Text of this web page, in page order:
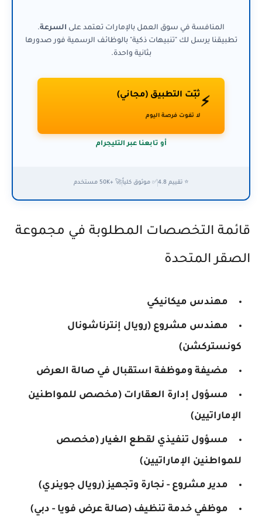
المنافسة في سوق العمل بالإمارات تعتمد على السرعة.
تطبيقنا يرسل لك "تنبيهات ذكية" بالوظائف الرسمية فور صدورها
بثانية واحدة.
⚡
ثبّت التطبيق (مجاني)
لا تفوت فرصة اليوم
أو تابعنا عبر التليجرام
⭐ تقييم 4.8 ✅ موثوق كلياً 🚀 +50K مستخدم
قائمة التخصصات المطلوبة في مجموعة
الصقر المتحدة
مهندس ميكانيكي
مهندس مشروع (رويال إنترناشونال
كونستركشن)
مضيفة وموظفة استقبال في صالة العرض
مسؤول إدارة العقارات (مخصص للمواطنين
الإماراتيين)
مسؤول تنفيذي لقطع الغيار (مخصص
للمواطنين الإماراتيين)
مدير مشروع - نجارة وتجهيز (رويال جوينري)
موظفي خدمة تنظيف (صالة عرض فويا - دبي)